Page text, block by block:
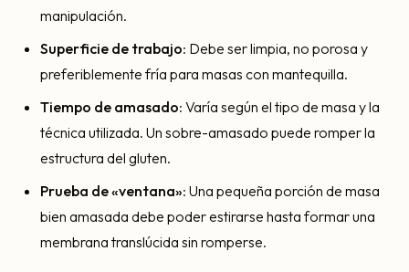
manipulación.
Superficie de trabajo: Debe ser limpia, no porosa y
preferiblemente fría para masas con mantequilla.
Tiempo de amasado: Varía según el tipo de masa y la
técnica utilizada. Un sobre-amasado puede romper la
estructura del gluten.
Prueba de «ventana»: Una pequeña porción de masa
bien amasada debe poder estirarse hasta formar una
membrana translúcida sin romperse.